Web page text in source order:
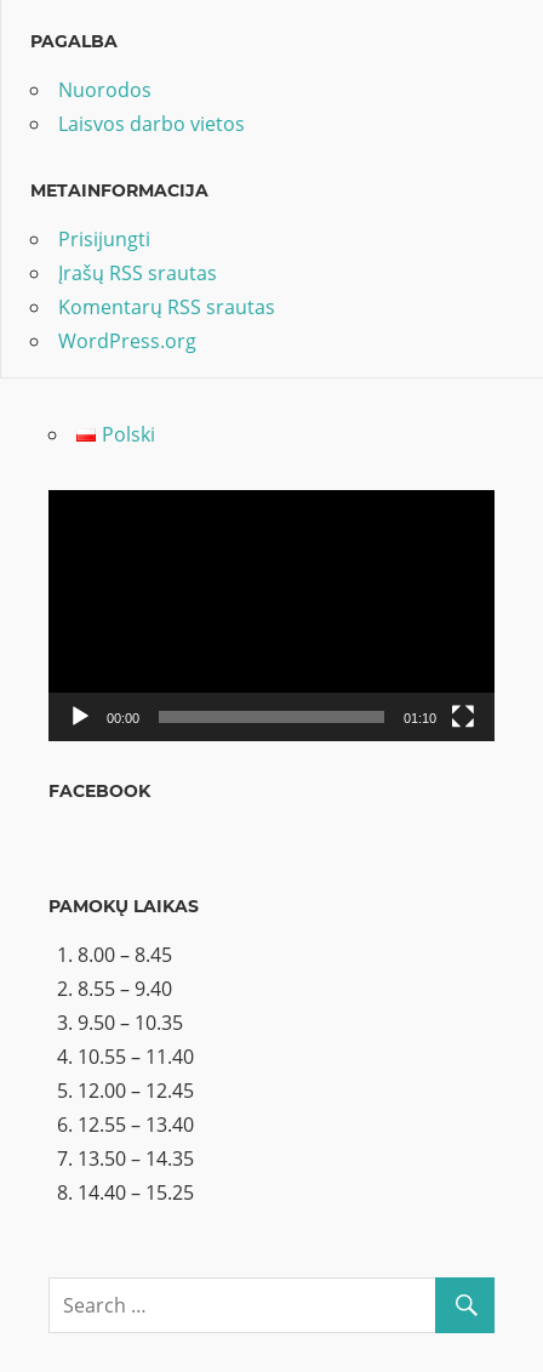
PAGALBA
Nuorodos
Laisvos darbo vietos
METAINFORMACIJA
Prisijungti
Įrašų RSS srautas
Komentarų RSS srautas
WordPress.org
Polski
00:00 01:10
FACEBOOK
PAMOKŲ LAIKAS
8.00 – 8.45
8.55 – 9.40
9.50 – 10.35
10.55 – 11.40
12.00 – 12.45
12.55 – 13.40
13.50 – 14.35
14.40 – 15.25